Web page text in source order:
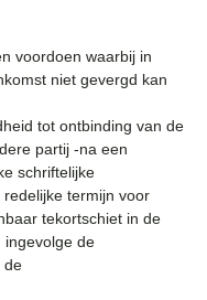
voordoen waarbij in
niet gevergd kan
tot ontbinding van de
partij -na een
schriftelijke
termijn voor
tekortschiet in de
ingevolge de
de